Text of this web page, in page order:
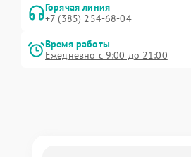
Горячая линия
+7 (385) 254-68-04
Время работы
Ежедневно с 9:00 до 21:00